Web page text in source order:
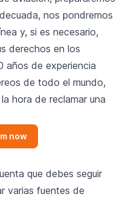
nos pondremos
y, si es necesario,
derechos en los
años de experiencia
de todo el mundo,
hora de reclamar una
now
que debes seguir
varias fuentes de